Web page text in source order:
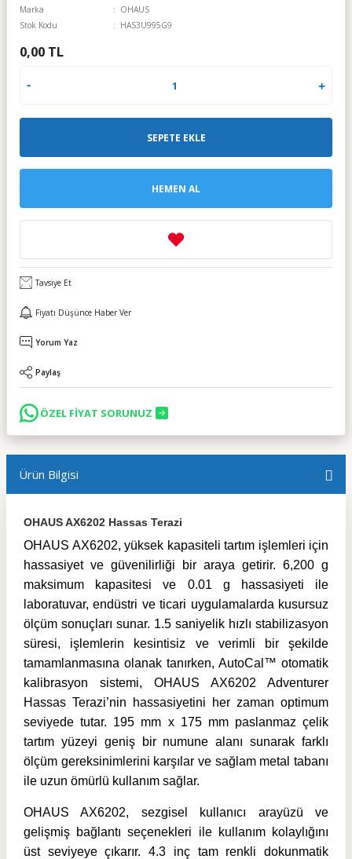
Marka
OHAUS
Stok Kodu
HAS3U995G9
0,00 TL
SEPETE EKLE
HEMEN AL
Tavsiye Et
Fiyatı Düşünce Haber Ver
Yorum Yaz
Paylaş
ÖZEL FİYAT SORUNUZ
Ürün Bilgisi
OHAUS AX6202 Hassas Terazi
OHAUS AX6202, yüksek kapasiteli tartım işlemleri için
hassasiyet ve güvenilirliği bir araya getirir. 6,200 g
maksimum kapasitesi ve 0.01 g hassasiyeti ile
laboratuvar, endüstri ve ticari uygulamalarda kusursuz
ölçüm sonuçları sunar. 1.5 saniyelik hızlı stabilizasyon
süresi, işlemlerin kesintisiz ve verimli bir şekilde
tamamlanmasına olanak tanırken, AutoCal™ otomatik
kalibrasyon sistemi, OHAUS AX6202 Adventurer
Hassas Terazi’nin hassasiyetini her zaman optimum
seviyede tutar. 195 mm x 175 mm paslanmaz çelik
tartım yüzeyi geniş bir numune alanı sunarak farklı
ölçüm gereksinimlerini karşılar ve sağlam metal tabanı
ile uzun ömürlü kullanım sağlar.
OHAUS AX6202, sezgisel kullanıcı arayüzü ve
gelişmiş bağlantı seçenekleri ile kullanım kolaylığını
üst seviyeye çıkarır. 4.3 inç tam renkli dokunmatik